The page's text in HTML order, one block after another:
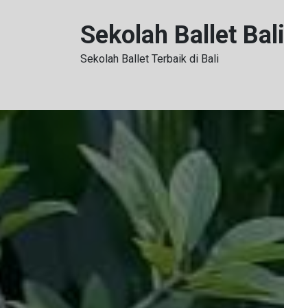
Sekolah Ballet Bali
Sekolah Ballet Terbaik di Bali